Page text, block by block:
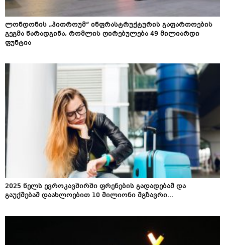
ლონდონის „ჰითროუმ“ ინფრასტრუქტურის გაფართოების
გეგმა წარადგინა, რომლის ღირებულება 49 მილიარდი
ფუნტია
2025 წელს ევროკავშირში ფრენების გადადებამ და
გაუქმებამ დაახლოებით 10 მილიონი მგზავრი...